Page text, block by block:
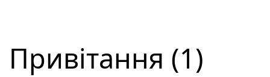
Привітання (1)